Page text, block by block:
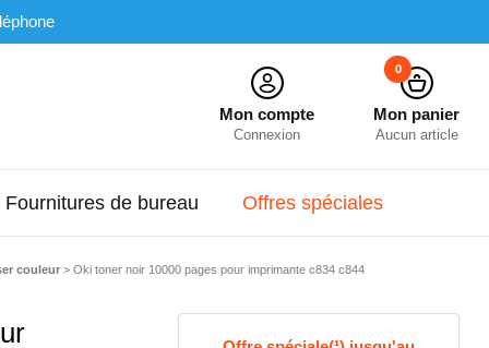
Mon compte
Connexion
Mon panier
Aucun article
0
Fournitures de bureau Offres spéciales
couleur> Oki toner noir 10000 pages pour imprimante c834 c844